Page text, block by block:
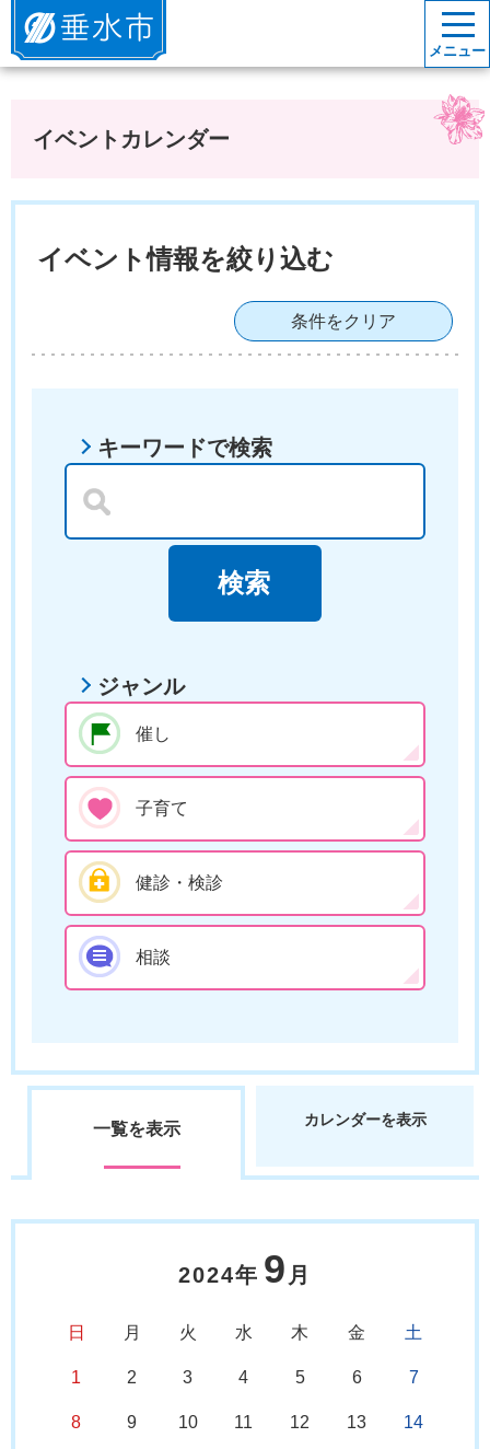
垂水市
メニュー
イベントカレンダー
イベント情報を絞り込む
条件をクリア
キーワードで検索
ジャンル
催し
子育て
健診・検診
相談
一覧を表示 カレンダーを表示
2024年 9 月
日 月 火 水 木 金 土
1 2 3 4 5 6 7
8 9 10 11 12 13 14